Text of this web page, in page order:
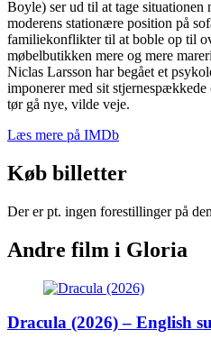
Boyle) ser ud til at tage
moderens stationære position på
familiekonflikter til at boble op til
møbelbutikken mere og mere
Niclas Larsson har begået et
imponerer med sit
tør gå nye, vilde veje.
Læs mere på IMDb
Køb billetter
Der er pt. ingen forestillinger på
Andre film i Gloria
Dracula (2026) – English